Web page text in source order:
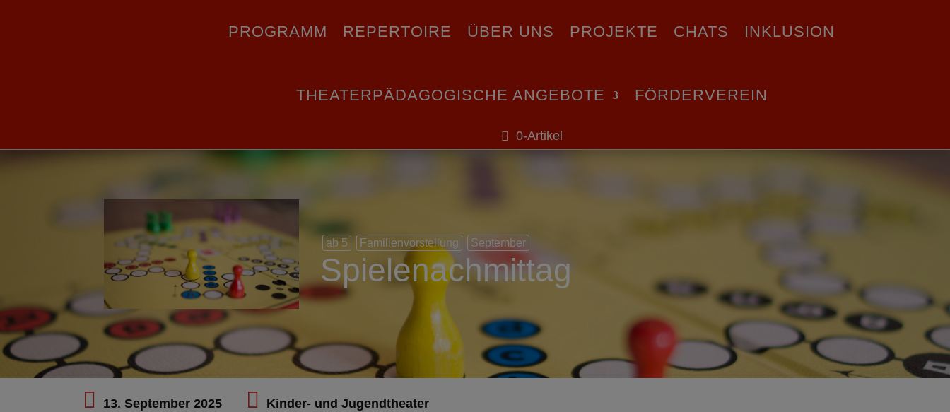
PROGRAMM REPERTOIRE ÜBER UNS PROJEKTE CHATS INKLUSION
THEATERPÄDAGOGISCHE ANGEBOTE FÖRDERVEREIN
0-Artikel
ab 5 Familienvorstellung September
Spielenachmittag
13. September 2025 Kinder- und Jugendtheater